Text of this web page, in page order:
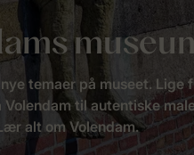
temaer på museet. Lige
til autentiske
alt om Volendam.